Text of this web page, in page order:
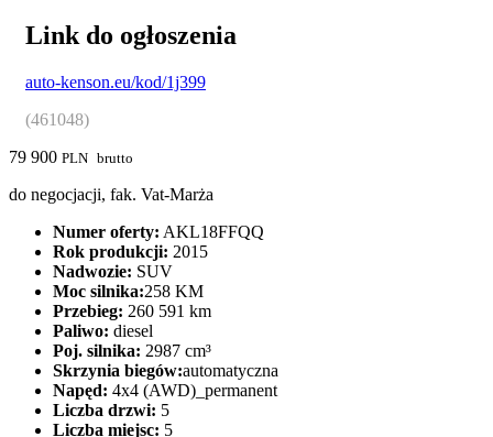
Link do ogłoszenia
auto-kenson.eu/kod/1j399
(461048)
79 900 PLN brutto
do negocjacji, fak. Vat-Marża
Numer oferty: AKL18FFQQ
Rok produkcji: 2015
Nadwozie: SUV
Moc silnika:258 KM
Przebieg: 260 591 km
Paliwo: diesel
Poj. silnika: 2987 cm³
Skrzynia biegów:automatyczna
Napęd: 4x4 (AWD)_permanent
Liczba drzwi: 5
Liczba miejsc: 5